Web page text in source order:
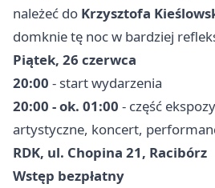
należeć do Krzysztofa
domknie tę noc w bardziej
Piątek, 26 czerwca
20:00 - start wydarzenia
20:00 - ok. 01:00 - część
artystyczne, koncert,
RDK, ul. Chopina 21, Racibórz
Wstęp bezpłatny